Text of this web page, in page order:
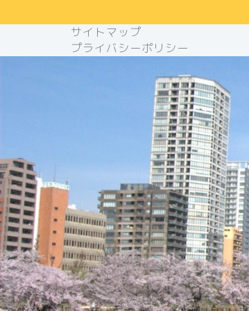
サイトマップ
プライバシーポリシー